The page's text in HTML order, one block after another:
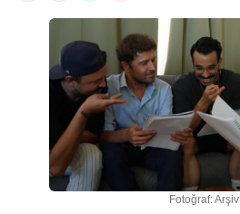
Fotoğraf: Arşiv